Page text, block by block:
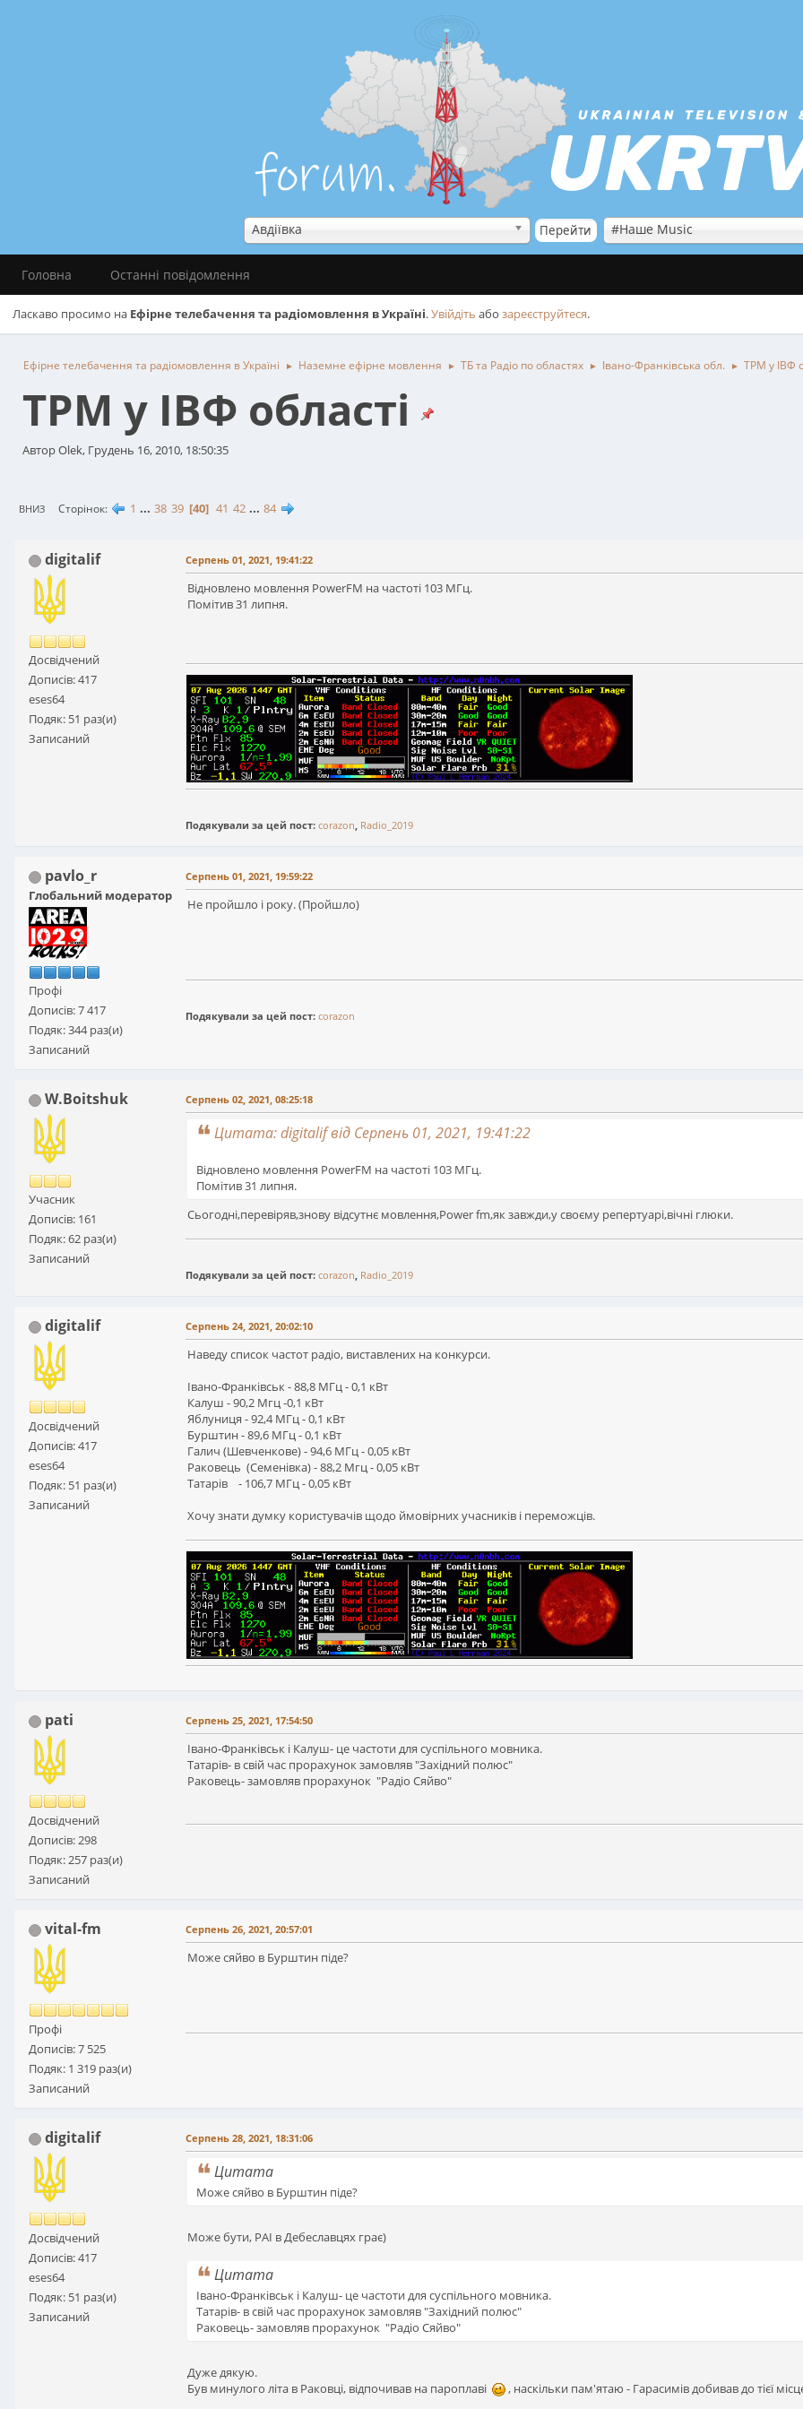
Авдіївка #Наше Music
Головна Останні повідомлення
Ласкаво просимо на Ефірне телебачення та радіомовлення в Україні.Увійдіть або зареєструйтеся.
Ефірне телебачення та радіомовлення в Україні ► Наземне ефірне мовлення ► ТБ та Радіо по областях ► Івано-Франківська обл. ► ТРМ у ІВФ
ТРМ у ІВФ області
Автор Olek, Грудень 16, 2010, 18:50:35
ВНИЗ Сторінок 1 ... 38 39 40 41 42 ... 84
digitalif
Досвідчений
Дописів: 417
eses64
Подяк: 51 раз(и)
Записаний
Серпень 01, 2021, 19:41:22
Відновлено мовлення PowerFM на частоті 103 МГц.
Помітив 31 липня.
Подякували за цей пост: corazon, Radio_2019
pavlo_r
Глобальний модератор
Профі
Дописів: 7 417
Подяк: 344 раз(и)
Записаний
Серпень 01, 2021, 19:59:22
Не пройшло і року. (Пройшло)
Подякували за цей пост: corazon
W.Boitshuk
Учасник
Дописів: 161
Подяк: 62 раз(и)
Записаний
Серпень 02, 2021, 08:25:18
Цитата: digitalif від Серпень 01, 2021, 19:41:22
Відновлено мовлення PowerFM на частоті 103 МГц.
Помітив 31 липня.
Сьогодні,перевіряв,знову відсутнє мовлення,Power fm,як завжди,у своєму репертуарі,вічні глюки.
Подякували за цей пост: corazon, Radio_2019
digitalif
Досвідчений
Дописів: 417
eses64
Подяк: 51 раз(и)
Записаний
Серпень 24, 2021, 20:02:10
Наведу список частот радіо, виставлених на конкурси.
Івано-Франківськ - 88,8 МГц - 0,1 кВт
Калуш - 90,2 Мгц -0,1 кВт
Яблуниця - 92,4 МГц - 0,1 кВт
Бурштин - 89,6 МГц - 0,1 кВт
Галич (Шевченкове) - 94,6 МГц - 0,05 кВт
Раковець (Семенівка) - 88,2 Мгц - 0,05 кВт
Татарів - 106,7 МГц - 0,05 кВт
Хочу знати думку користувачів щодо ймовірних учасників і переможців.
pati
Досвідчений
Дописів: 298
Подяк: 257 раз(и)
Записаний
Серпень 25, 2021, 17:54:50
Івано-Франківськ і Калуш- це частоти для суспільного мовника.
Татарів- в свій час прорахунок замовляв "Західний полюс"
Раковець- замовляв прорахунок "Радіо Сяйво"
vital-fm
Профі
Дописів: 7 525
Подяк: 1 319 раз(и)
Записаний
Серпень 26, 2021, 20:57:01
Може сяйво в Бурштин піде?
digitalif
Досвідчений
Дописів: 417
eses64
Подяк: 51 раз(и)
Записаний
Серпень 28, 2021, 18:31:06
Цитата
Може сяйво в Бурштин піде?
Може бути, РАІ в Дебеславцях грає)
Цитата
Івано-Франківськ і Калуш- це частоти для суспільного мовника.
Татарів- в свій час прорахунок замовляв "Західний полюс"
Раковець- замовляв прорахунок "Радіо Сяйво"
Дуже дякую.
Був минулого літа в Раковці, відпочивав на пароплаві
, наскільки пам'ятаю - Гарасимів добивав до тієї